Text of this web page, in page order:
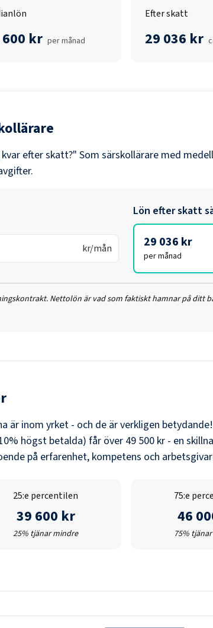
kr per månad
Efter skatt
29 036 kr
efter skatt?" Som särskollärare med
kr/mån
Lön efter skatt
29 036 kr
per månad
Nettolön är vad som faktiskt hamnar på ditt
är inom yrket - och de är verkligen
högst betalda) får över 49 500 kr - en
på erfarenhet, kompetens och
25:e percentilen
39 600 kr
25% tjänar mindre
75:e
46
75%